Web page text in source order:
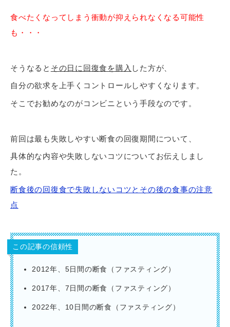
食べたくなってしまう衝動が抑えられなくなる可能性
も・・・
そうなると その日に回復食を購入 した方が、
自分の欲求を上手くコントロールしやすくなります。
そこでお勧めなのがコンビニという手段なのです。
前回は最も失敗しやすい断食の回復期間について、
具体的な内容や失敗しないコツについてお伝えしまし
た。
断食後の回復食で失敗しないコツとその後の食事の注意
点
この記事の信頼性
2012年、5日間の断食（ファスティング）
2017年、7日間の断食（ファスティング）
2022年、10日間の断食（ファスティング）